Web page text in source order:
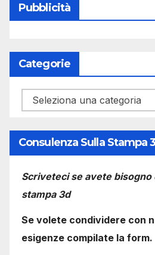
Pubblicità
Categorie
Categorie
Consulenza Sulla Stampa
Scriveteci se avete bisogno
stampa 3d
Se volete condividere con
esigenze compilate la form.